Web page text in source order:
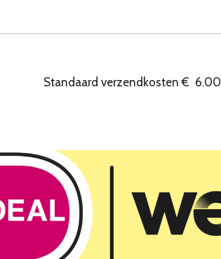
Standaard verzendkosten€ 6.00